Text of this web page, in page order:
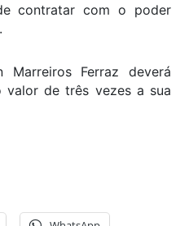
contratar com o poder
Ferraz deverá
de três vezes a sua